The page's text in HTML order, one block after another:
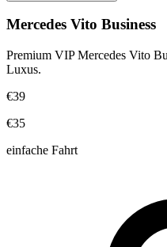
Mercedes Vito Business
Premium VIP Mercedes Vito
Luxus.
€39
€35
einfache Fahrt